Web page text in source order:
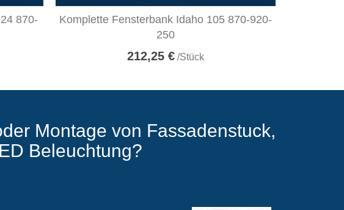
870-
Komplette Fensterbank Idaho 105 870-920-
250
212,25 € /Stück
Montage von Fassadenstuck,
Beleuchtung?